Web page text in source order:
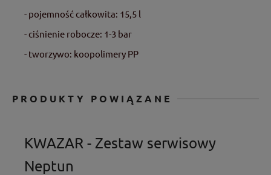
- pojemność całkowita: 15,5 l
- ciśnienie robocze: 1-3 bar
- tworzywo: koopolimery PP
PRODUKTY POWIĄZANE
KWAZAR - Zestaw serwisowy
Neptun